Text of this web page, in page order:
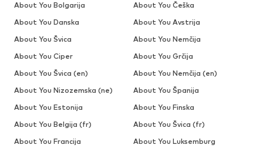
About You Bolgarija
About You Češka
About You Danska
About You Avstrija
About You Švica
About You Nemčija
About You Ciper
About You Grčija
About You Švica (en)
About You Nemčija (en)
About You Nizozemska (ne)
About You Španija
About You Estonija
About You Finska
About You Belgija (fr)
About You Švica (fr)
About You Francija
About You Luksemburg